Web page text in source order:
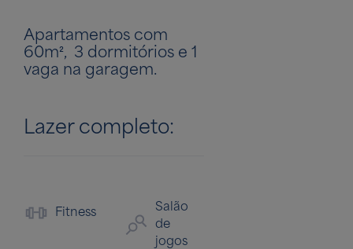
Apartamentos com
60m², 3 dormitórios e 1
vaga na garagem.
Lazer completo:
Fitness
Salão
de
jogos